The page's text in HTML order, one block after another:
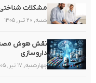
مشکلات شناختی
شنبه, ۲۰ تیر, ۱۴۰۵
نقش هوش
داروسازی
چهارشنبه, ۱۷ تیر, ۱۴۰۵